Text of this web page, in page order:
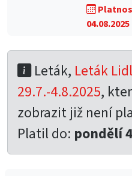
04.08.2025
Leták, Leták
29.7.-4.8.2025,
zobrazit již není
Platil do: pondělí